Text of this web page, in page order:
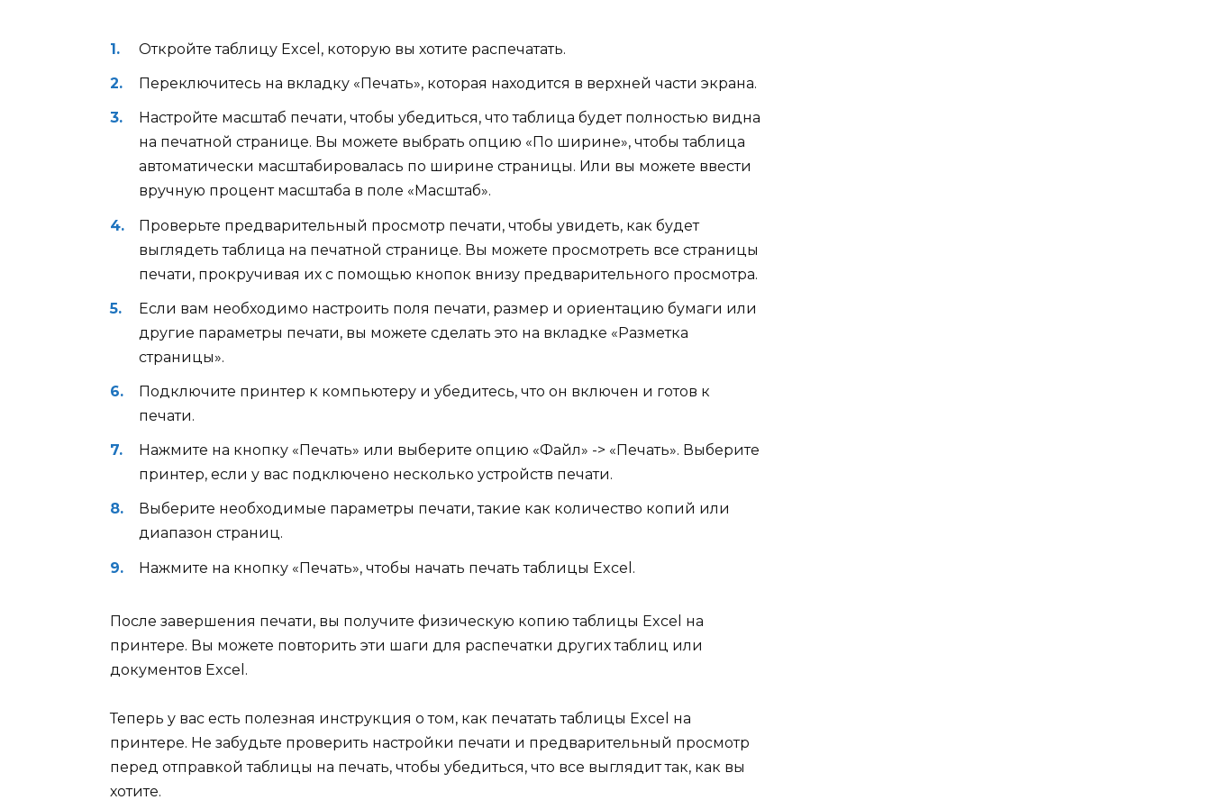
Откройте таблицу Excel, которую вы хотите распечатать.
Переключитесь на вкладку «Печать», которая находится в верхней части экрана.
Настройте масштаб печати, чтобы убедиться, что таблица будет полностью видна
на печатной странице. Вы можете выбрать опцию «По ширине», чтобы таблица
автоматически масштабировалась по ширине страницы. Или вы можете ввести
вручную процент масштаба в поле «Масштаб».
Проверьте предварительный просмотр печати, чтобы увидеть, как будет
выглядеть таблица на печатной странице. Вы можете просмотреть все страницы
печати, прокручивая их с помощью кнопок внизу предварительного просмотра.
Если вам необходимо настроить поля печати, размер и ориентацию бумаги или
другие параметры печати, вы можете сделать это на вкладке «Разметка
страницы».
Подключите принтер к компьютеру и убедитесь, что он включен и готов к
печати.
Нажмите на кнопку «Печать» или выберите опцию «Файл» -> «Печать». Выберите
принтер, если у вас подключено несколько устройств печати.
Выберите необходимые параметры печати, такие как количество копий или
диапазон страниц.
Нажмите на кнопку «Печать», чтобы начать печать таблицы Excel.
После завершения печати, вы получите физическую копию таблицы Excel на
принтере. Вы можете повторить эти шаги для распечатки других таблиц или
документов Excel.
Теперь у вас есть полезная инструкция о том, как печатать таблицы Excel на
принтере. Не забудьте проверить настройки печати и предварительный просмотр
перед отправкой таблицы на печать, чтобы убедиться, что все выглядит так, как вы
хотите.